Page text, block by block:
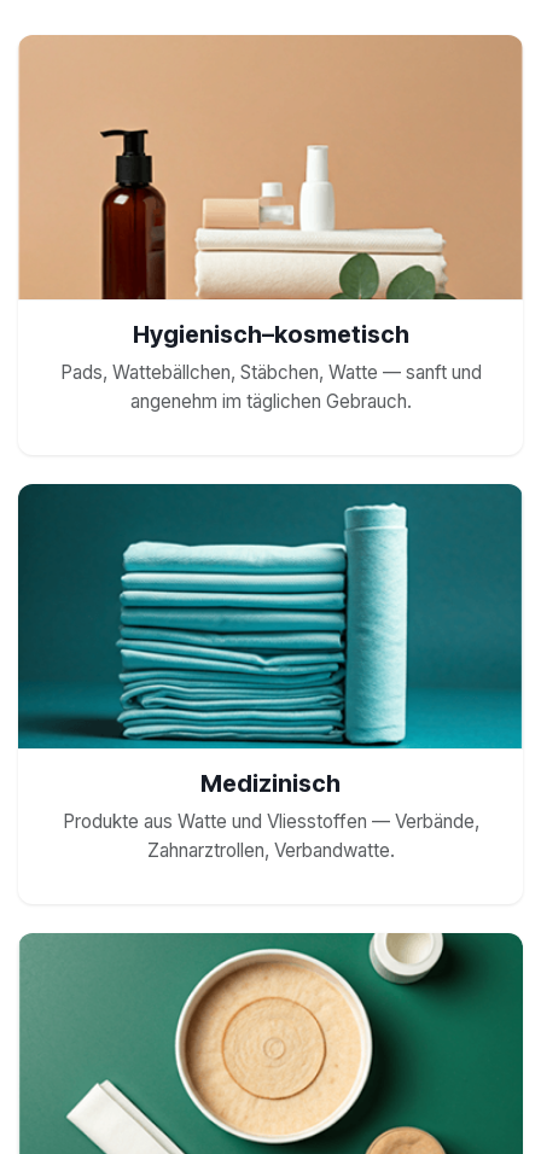
Hygienisch–kosmetisch
Pads, Wattebällchen, Stäbchen, Watte — sanft und
angenehm im täglichen Gebrauch.
Medizinisch
Produkte aus Watte und Vliesstoffen — Verbände,
Zahnarztrollen, Verbandwatte.